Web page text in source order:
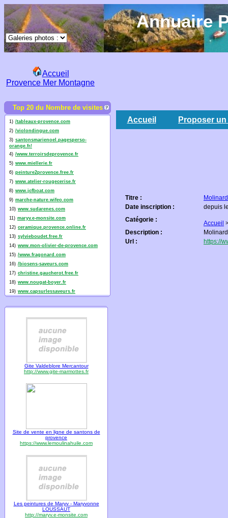
Annuaire
Accueil
Provence Mer Montagne
Top 20 du Nombre de visites
1) /tableaux-provence.com
2) /violondingue.com
3) santonsmarienoel.pagesperso-
orange.fr/
4) /www.terroirsdeprovence.fr
5) www.miellerie.fr
6) peinture2provence.free.fr
7) www.atelier-rougecerise.fr
8) www.jcfboat.com
9) marche-nature.wifeo.com
10) www.sudarenes.com
11) maryv.e-monsite.com
12) ceramique.provence.online.fr
13) sylvieboudet.free.fr
14) www.mon-olivier-de-provence.com
15) /www.fragonard.com
16) /biosens-saveurs.com
17) christine.gaucherot.free.fr
18) www.nougat-boyer.fr
19) www.capsurlessaveurs.fr
Gite Valdeblore Mercantour
http://www.gite-marmottes.fr
Site de vente en ligne de santons de
provence
https://www.lemoulinahuile.com
Les peintures de Maryv - Maryvonne
LOUSSAUT
http://maryv.e-monsite.com
Accueil Proposer
Titre :
Molinard
Date inscription :
depuis
Catégorie :
Accueil
Description :
Url :
https://